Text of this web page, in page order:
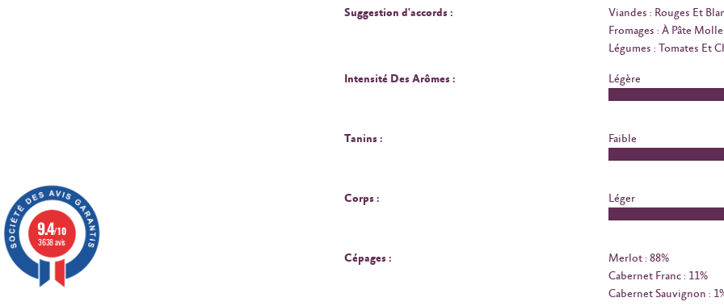
Suggestion d'accords :
Viandes : Rouges Et
Fromages : À Pâte Molle
Légumes : Tomates Et
Intensité Des Arômes : Légère
Tanins : Faible
Corps : Léger
Cépages :
Merlot : 88%
Cabernet Franc : 11%
Cabernet Sauvignon :
9.4/10
3638 avis